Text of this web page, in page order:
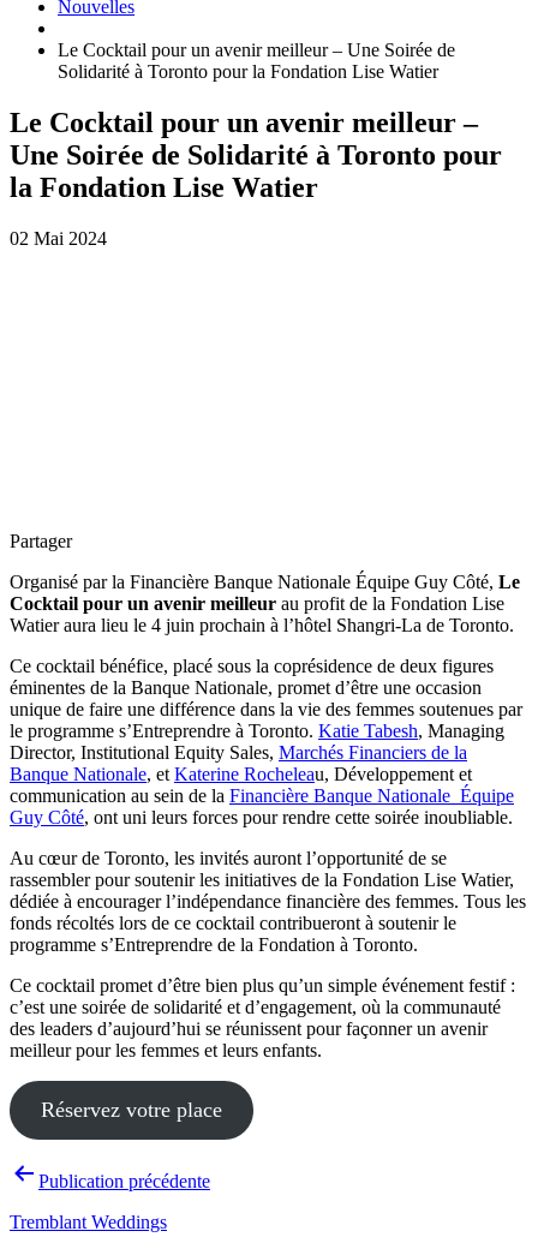
Nouvelles
Le Cocktail pour un avenir meilleur – Une Soirée de
Solidarité à Toronto pour la Fondation Lise Watier
Le Cocktail pour un avenir meilleur –
Une Soirée de Solidarité à Toronto pour
la Fondation Lise Watier
02 Mai 2024
Partager
Organisé par la Financière Banque Nationale Équipe Guy Côté, Le
Cocktail pour un avenir meilleur au profit de la Fondation Lise
Watier aura lieu le 4 juin prochain à l’hôtel Shangri-La de Toronto.
Ce cocktail bénéfice, placé sous la coprésidence de deux figures
éminentes de la Banque Nationale, promet d’être une occasion
unique de faire une différence dans la vie des femmes soutenues par
le programme s’Entreprendre à Toronto. Katie Tabesh, Managing
Director, Institutional Equity Sales, Marchés Financiers de la
Banque Nationale, et Katerine Rocheleau, Développement et
communication au sein de la Financière Banque Nationale_Équipe
Guy Côté, ont uni leurs forces pour rendre cette soirée inoubliable.
Au cœur de Toronto, les invités auront l’opportunité de se
rassembler pour soutenir les initiatives de la Fondation Lise Watier,
dédiée à encourager l’indépendance financière des femmes. Tous les
fonds récoltés lors de ce cocktail contribueront à soutenir le
programme s’Entreprendre de la Fondation à Toronto.
Ce cocktail promet d’être bien plus qu’un simple événement festif :
c’est une soirée de solidarité et d’engagement, où la communauté
des leaders d’aujourd’hui se réunissent pour façonner un avenir
meilleur pour les femmes et leurs enfants.
Réservez votre place
Navigation
l’article
Publication précédente
Tremblant Weddings